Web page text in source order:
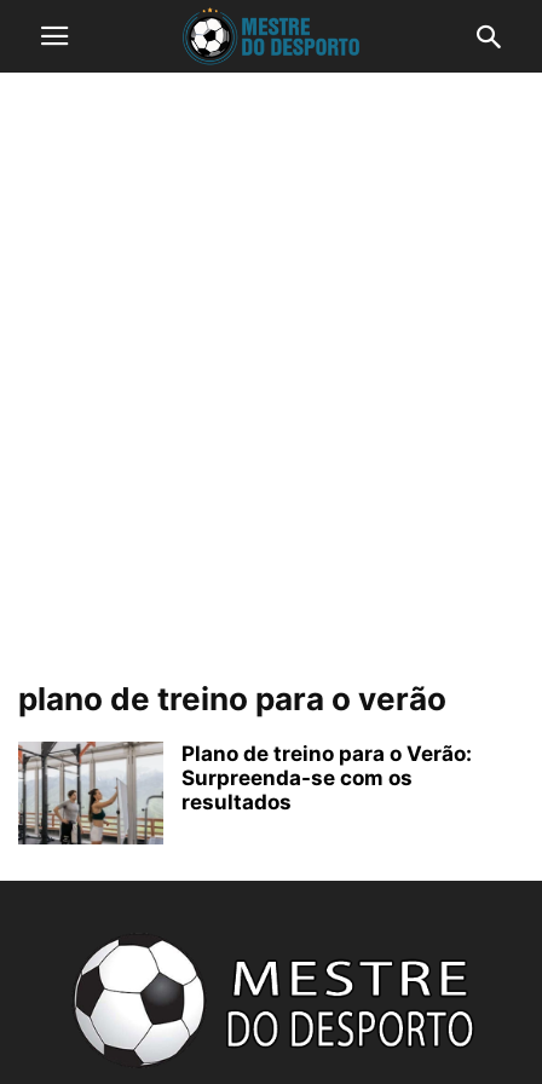
plano de treino para o verão
Plano de treino para o Verão:
Surpreenda-se com os
resultados